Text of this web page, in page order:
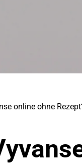
online ohne